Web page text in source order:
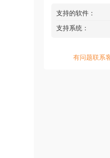
支持的软件：
支持系统：
有问题联系